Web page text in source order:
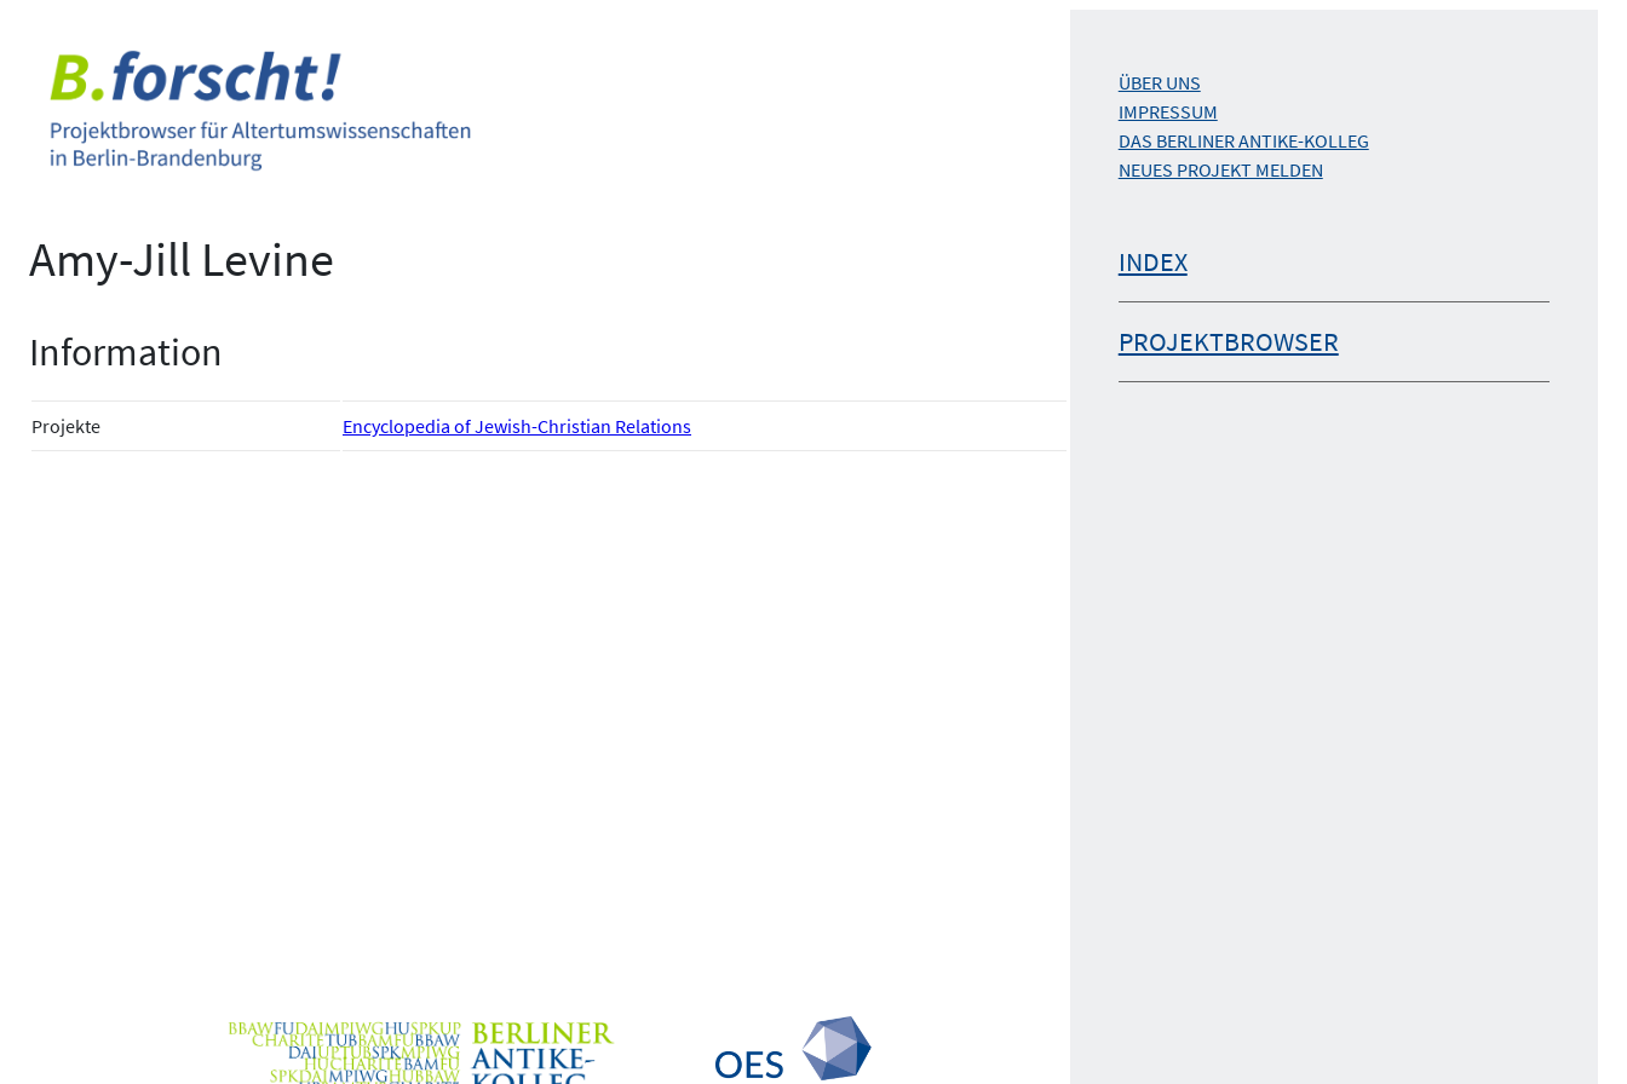
springen
Amy-Jill Levine
Information
Projekte Encyclopedia of Jewish-Christian Relations
ÜBER UNS
IMPRESSUM
DAS BERLINER ANTIKE-KOLLEG
NEUES PROJEKT MELDEN
INDEX
PROJEKTBROWSER